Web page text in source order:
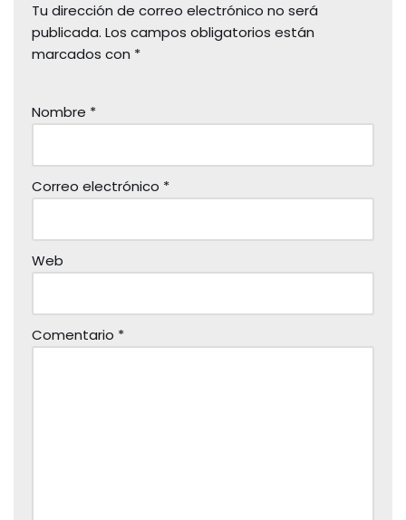
Tu dirección de correo electrónico no será
publicada. Los campos obligatorios están
marcados con *
Nombre *
Correo electrónico *
Web
Comentario *